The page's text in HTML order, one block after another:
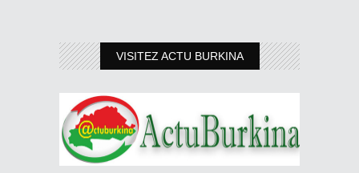
VISITEZ ACTU BURKINA